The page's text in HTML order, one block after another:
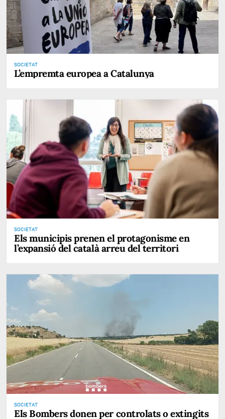
SOCIETAT
L’empremta europea a Catalunya
SOCIETAT
Els municipis prenen el protagonisme en
l’expansió del català arreu del territori
SOCIETAT
Els Bombers donen per controlats o extingits